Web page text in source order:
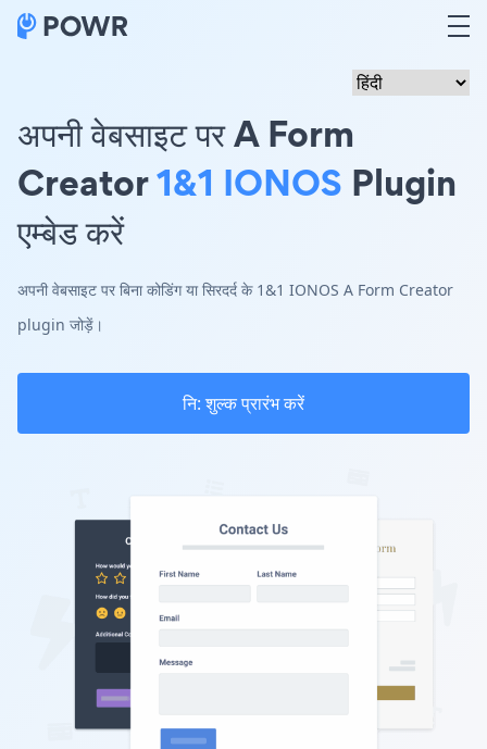
अपनी वेबसाइट पर A Form
Creator1&1 IONOS Plugin
एम्बेड करें
अपनी वेबसाइट पर बिना कोडिंग या सिरदर्द के 1&1 IONOS A Form Creator
plugin जोड़ें।
नि: शुल्क प्रारंभ करें